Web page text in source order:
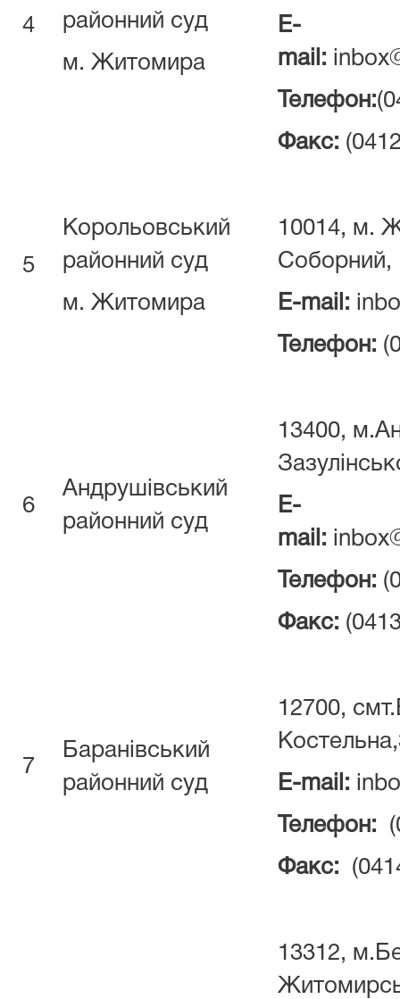
4
районний суд
м. Житомира
E-
mail:
Телефон:
Факс:
5
Корольовський
районний суд
м. Житомира
10014, м.
Соборний,
E-mail:
Телефон:
6
Андрушівський
районний суд
13400,
E-
mail:
Телефон:
Факс:
7
Баранівський
районний суд
12700,
E-mail:
Телефон:
Факс:
13312,